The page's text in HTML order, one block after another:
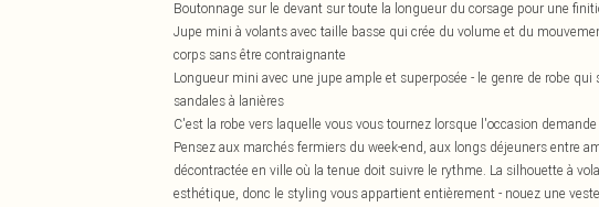
Boutonnage sur le devant sur toute la longueur du corsage pour une
Jupe mini à volants avec taille basse qui crée du volume et du
corps sans être contraignante
Longueur mini avec une jupe ample et superposée - le genre de robe
sandales à lanières
C'est la robe vers laquelle vous vous tournez lorsque l'occasion
Pensez aux marchés fermiers du week-end, aux longs déjeuners entre
décontractée en ville où la tenue doit suivre le rythme. La silhouette à
esthétique, donc le styling vous appartient entièrement - nouez une